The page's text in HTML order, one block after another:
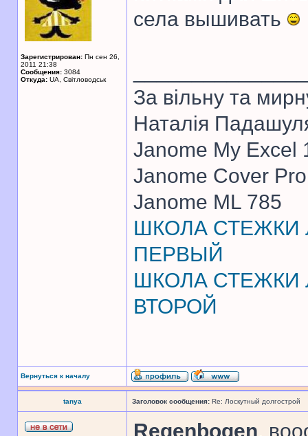
Зарегистрирован: Пн сен 26,
2011 21:38
Сообщения: 3084
Откуда: UA, Свiтловодськ
села вышивать
За вiльну та
Наталiя
Janome My Excel
Janome Cover
Janome ML 785
ШКОЛА СТЕЖКИ
ПЕРВЫЙ
ШКОЛА СТЕЖКИ
ВТОРОЙ
Вернуться к началу
tanya Заголовок сообщения: Re: Лоскутный долгострой
Regenbogen,